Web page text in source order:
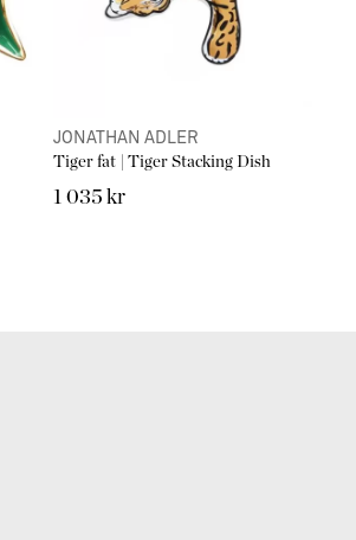
JONATHAN ADLER
Tiger fat | Tiger Stacking Dish
1 035 kr